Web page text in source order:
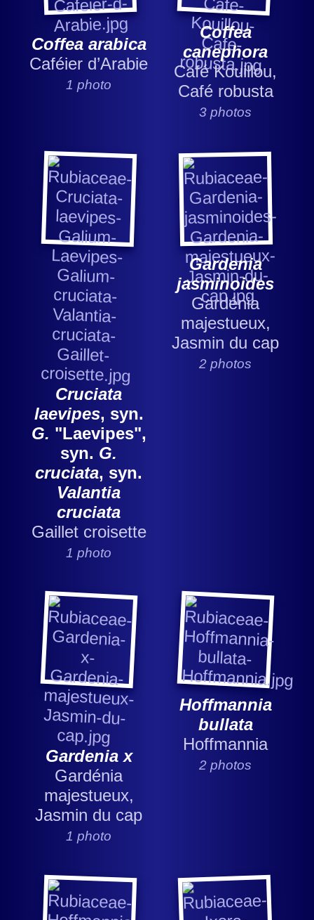
Coffea arabica
Caféier d’Arabie
1 photo
Coffea
canephora
Café Kouillou,
Café robusta
3 photos
Cruciata
laevipes, syn.
G. "Laevipes",
syn. G.
cruciata, syn.
Valantia
cruciata
Gaillet croisette
1 photo
Gardenia
jasminoides
Gardénia
majestueux,
Jasmin du cap
2 photos
Gardenia x
Gardénia
majestueux,
Jasmin du cap
1 photo
Hoffmannia
bullata
Hoffmannia
2 photos